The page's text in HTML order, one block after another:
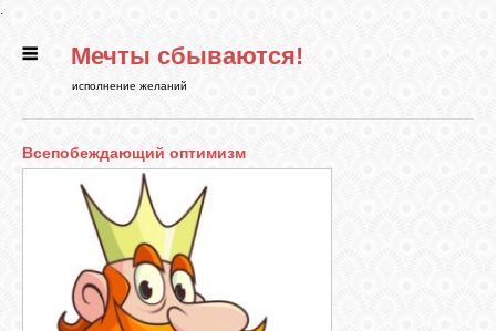
.
ГЛАВНАЯ Мечты сбываются!
исполнение желаний
Всепобеждающий оптимизм